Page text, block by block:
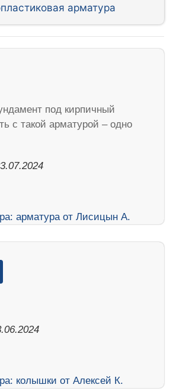
арматура
под кирпичный
с такой арматурой – одно